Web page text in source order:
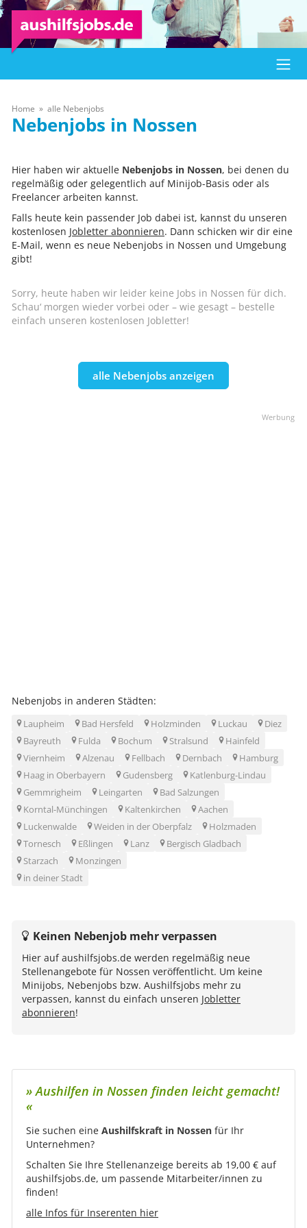
Home alle Nebenjobs
Nossen
Hier haben wir aktuelle Nebenjobs in Nossen, bei denen du
regelmäßig oder gelegentlich auf Minijob-Basis oder als
Freelancer arbeiten kannst.
Falls heute kein passender Job dabei ist, kannst du unseren
kostenlosen Jobletter abonnieren. Dann schicken wir dir eine
E-Mail, wenn es neue Nebenjobs in Nossen und Umgebung
gibt!
Sorry, heute haben wir leider keine Jobs in Nossen für dich.
Schau‘ morgen wieder vorbei oder – wie gesagt – bestelle
einfach unseren kostenlosen Jobletter!
alle Nebenjobs anzeigen
Nebenjobs in anderen Städten:
Laupheim Bad Hersfeld Holzminden Luckau
Diez
Bayreuth
Fulda Bochum Stralsund
Hainfeld
Viernheim
Alzenau Fellbach Dernbach
Hamburg
Haag in Oberbayern
Gudensberg
Katlenburg-Lindau
Gemmrigheim
Leingarten
Bad Salzungen
Korntal-Münchingen
Kaltenkirchen
Aachen
Luckenwalde
Weiden in der Oberpfalz
Holzmaden
Tornesch
Eßlingen Lanz
Bergisch Gladbach
Starzach
Monzingen
in deiner Stadt
Keinen Nebenjob mehr verpassen
Hier auf aushilfsjobs.de werden regelmäßig neue
Stellenangebote für Nossen veröffentlicht. Um keine
Minijobs, Nebenjobs bzw. Aushilfsjobs mehr zu
verpassen, kannst du einfach unseren Jobletter
abonnieren!
» Aushilfen in Nossen finden leicht gemacht!
«
Sie suchen eine Aushilfskraft in Nossen für Ihr
Unternehmen?
Schalten Sie Ihre Stellenanzeige bereits ab 19,00 € auf
aushilfsjobs.de, um passende Mitarbeiter/innen zu
finden!
alle Infos für Inserenten hier